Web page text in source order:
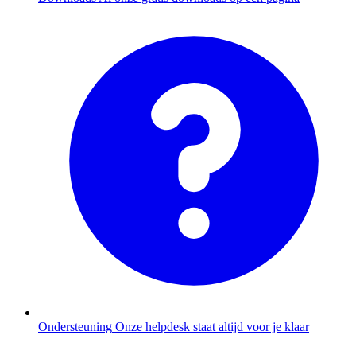
Ondersteuning Onze helpdesk staat altijd voor je klaar